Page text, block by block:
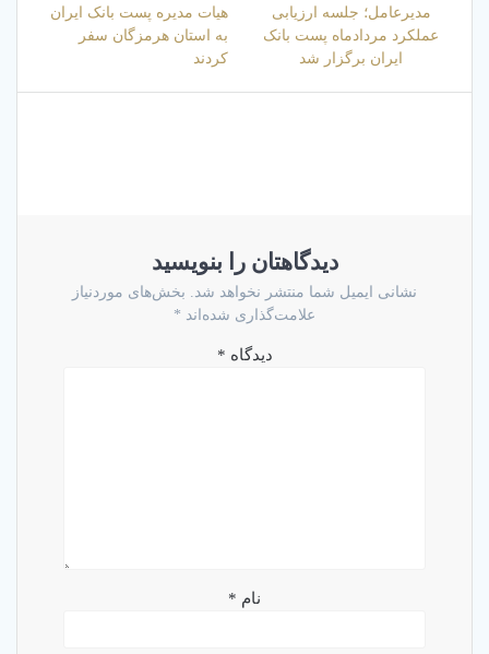
نوشته
post:
مدیرعامل؛ جلسه ارزیابی
عملکرد مردادماه پست بانک
ایران برگزار شد
post:
هیات مدیره پست بانک ایران
به استان هرمزگان سفر
کردند
دیدگاهتان را بنویسید
نشانی ایمیل شما منتشر نخواهد شد. بخش‌های موردنیاز
علامت‌گذاری شده‌اند*
دیدگاه*
نام*